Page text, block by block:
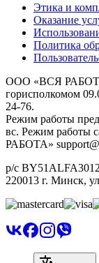
Этика и
Оказание
Политика
ООО «ВСЯ
горисполкомом
24-76.
Режим работы
вс. Режим работы
РАБОТА»
р/с
220013 г. Минск,